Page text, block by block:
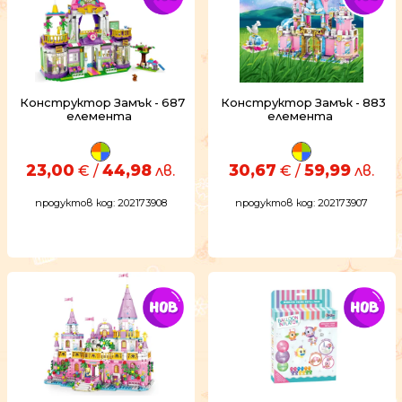
Конструктор Замък - 687
елемента
23,00 € / 44,98 лв.
продуктов код: 202173908
Конструктор Замък - 883
елемента
30,67 € / 59,99 лв.
продуктов код: 202173907